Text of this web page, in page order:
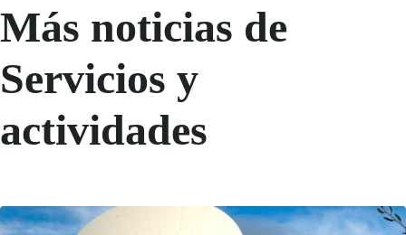
Más noticias de
Servicios y
actividades